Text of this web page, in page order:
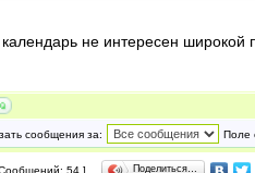
календарь не интересен
сообщения за: Поле
54 ] Поделиться…